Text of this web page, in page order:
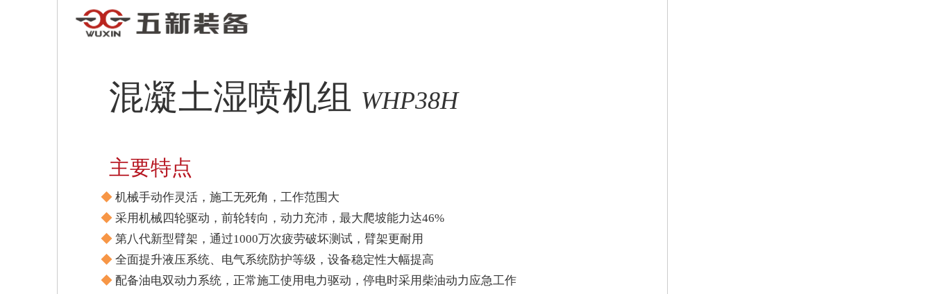
混凝土湿喷机组 WHP38H
主要特点
◆ 机械手动作灵活，施工无死角，工作范围大
◆ 采用机械四轮驱动，前轮转向，动力充沛，最大爬坡能力达46%
◆ 第八代新型臂架，通过1000万次疲劳破坏测试，臂架更耐用
◆ 全面提升液压系统、电气系统防护等级，设备稳定性大幅提高
◆ 配备油电双动力系统，正常施工使用电力驱动，停电时采用柴油动力应急工作